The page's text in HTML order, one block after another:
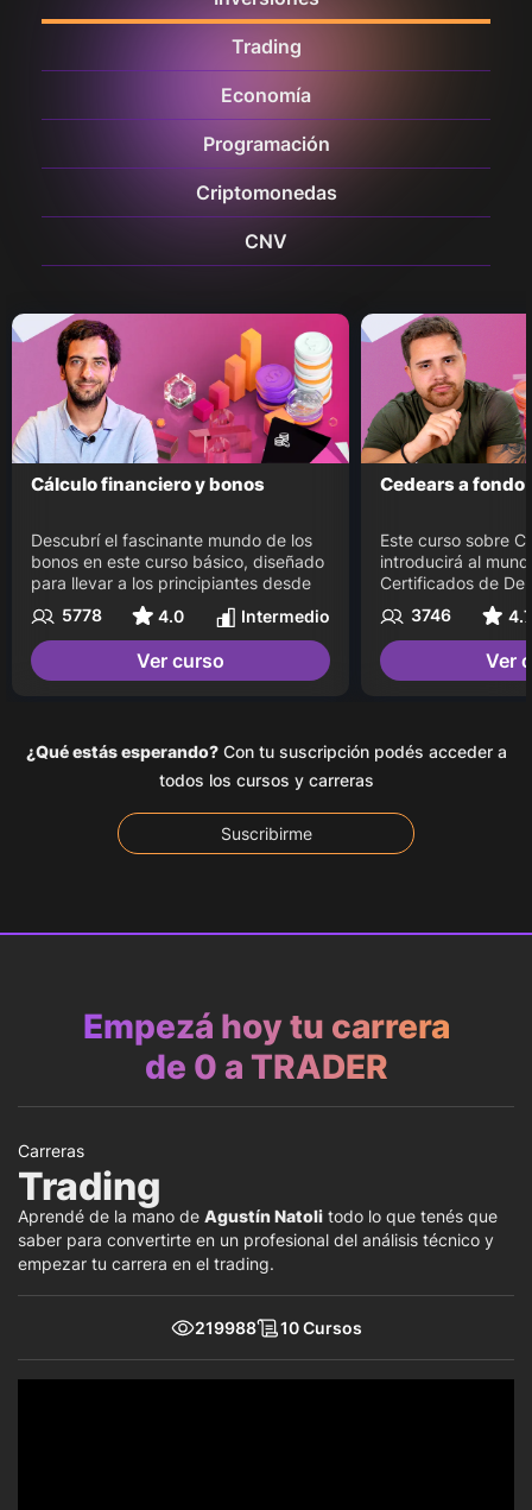
Trading
Economía
Programación
Criptomonedas
CNV
Cálculo financiero y bonos
Descubrí el fascinante mundo de los
bonos en este curso básico, diseñado
para llevar a los principiantes desde
los primeros conceptos
fundamentales hasta una
comprensión intermedia de las
finanzas. Aprenderemos sobre el
rendimientos. Al finalizar este curso
vas a dominar las herramientas de
quienes buscan profundizar su
conocimiento y aplicarlo en
decisiones de inversión inteligentes.
5778 4.0 Intermedio
Ver curso
Cedears a fondo
Este curso sobre
introducirá al
Certificados de
permitiéndote
en acciones de
internacionales a
local. Aprenderás
inversión.
3746 4.7
Ver
¿Qué estás esperando?Con tu suscripción podés acceder a
todos los cursos y carreras
Suscribirme
Empezá hoy tu carrera
de 0 a TRADER
Carreras
Trading
Aprendé de la mano de Agustín Natoli todo lo que tenés que
saber para convertirte en un profesional del análisis técnico y
empezar tu carrera en el trading.
219988 10 Cursos